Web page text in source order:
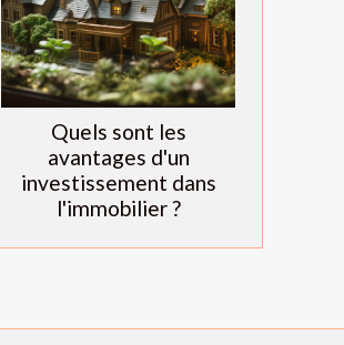
Quels sont les
avantages d'un
investissement dans
l'immobilier ?